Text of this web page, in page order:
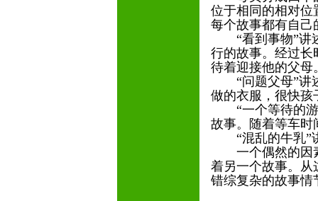
位于相同的相对位
每个故事都有自
“看到事物”讲述
行的故事。经过长
待着迎接他的父
“问题父母”讲述
做的衣服，很快
“一个等待的游
故事。随着等车
“混乱的牛乳”
一个偶然的因素
着另一个故事。从
错综复杂的故事